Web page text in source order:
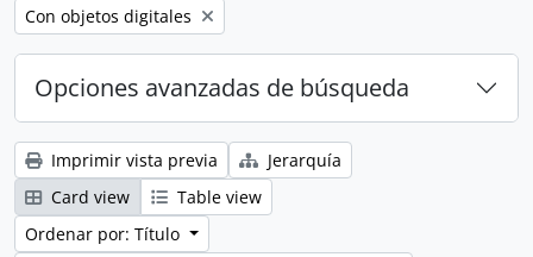
Remove filter:
Con objetos digitales
Opciones avanzadas de búsqueda
Imprimir vista previa
Jerarquía
Card view
Table view
Ordenar por: Título